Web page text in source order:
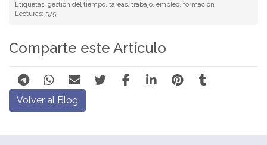
Etiquetas: gestión del tiempo, tareas, trabajo, empleo, formación
Lecturas: 575
Comparte este Artículo
Volver al Blog